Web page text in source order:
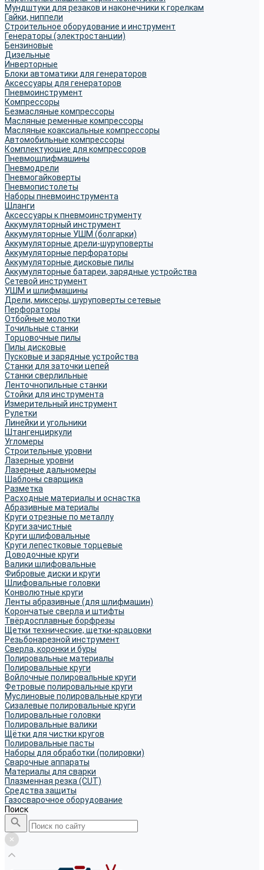
Мундштуки для резаков и наконечники к горелкам
Гайки, ниппели
Строительное оборудование и инструмент
Генераторы (электростанции)
Бензиновые
Дизельные
Инверторные
Блоки автоматики для генераторов
Аксессуары для генераторов
Пневмоинструмент
Компрессоры
Безмасляные компрессоры
Масляные ременные компрессоры
Масляные коаксиальные компрессоры
Автомобильные компрессоры
Комплектующие для компрессоров
Пневмошлифмашины
Пневмодрели
Пневмогайковерты
Пневмопистолеты
Наборы пневмоинструмента
Шланги
Аксессуары к пневмоинструменту
Аккумуляторный инструмент
Аккумуляторные УШМ (болгарки)
Аккумуляторные дрели-шуруповерты
Аккумуляторные перфораторы
Аккумуляторные дисковые пилы
Аккумуляторные батареи, зарядные устройства
Сетевой инструмент
УШМ и шлифмашины
Дрели, миксеры, шуруповерты сетевые
Перфораторы
Отбойные молотки
Точильные станки
Торцовочные пилы
Пилы дисковые
Пусковые и зарядные устройства
Станки для заточки цепей
Станки сверлильные
Ленточнопильные станки
Стойки для инструмента
Измерительный инструмент
Рулетки
Линейки и угольники
Штангенциркули
Угломеры
Строительные уровни
Лазерные уровни
Лазерные дальномеры
Шаблоны сварщика
Разметка
Расходные материалы и оснастка
Абразивные материалы
Круги отрезные по металлу
Круги зачистные
Круги шлифовальные
Круги лепестковые торцевые
Доводочные круги
Валики шлифовальные
Фибровые диски и круги
Шлифовальные головки
Конволютные круги
Ленты абразивные (для шлифмашин)
Корончатые сверла и штифты
Твёрдосплавные борфрезы
Щетки технические, щетки-крацовки
Резьбонарезной инструмент
Сверла, коронки и буры
Полировальные материалы
Полировальные круги
Войлочные полировальные круги
Фетровые полировальные круги
Муслиновые полировальные круги
Cизалевые полировальные круги
Полировальные головки
Полировальные валики
Щётки для чистки кругов
Полировальные пасты
Наборы для обработки (полировки)
Сварочные аппараты
Материалы для сварки
Плазменная резка (CUT)
Средства защиты
Газосварочное оборудование
Поиск